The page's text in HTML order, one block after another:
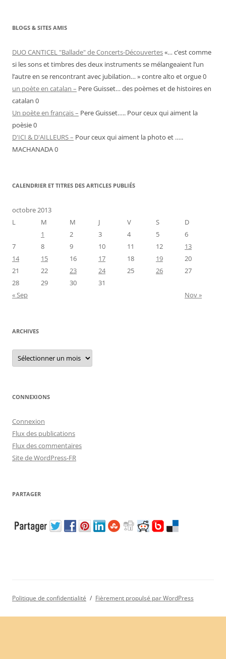
BLOGS & SITES AMIS
DUO CANTICEL "Ballade" de Concerts-Découvertes«… c’est comme
si les sons et timbres des deux instruments se mélangeaient l’un
l’autre en se rencontrant avec jubilation… » contre alto et orgue 0
un poète en catalan – Pere Guisset… des poèmes et de histoires en
catalan 0
Un poète en français – Pere Guisset….. Pour ceux qui aiment la
poèsie 0
D'ICI & D'AILLEURS – Pour ceux qui aiment la photo et …..
MACHANADA 0
CALENDRIER ET TITRES DES ARTICLES PUBLIÉS
octobre 2013
L
M M J V S
D
1
2 3 4 5
6
7
8 9 10 11 12
13
14
15 16 17 18 19
20
21
22 23 24 25 26
27
28
29 30
31
« Sep
Nov »
ARCHIVES
Archives
CONNEXIONS
Connexion
Flux des publications
Flux des commentaires
Site de WordPress-FR
PARTAGER
Politique de confidentialité Fièrement propulsé par WordPress